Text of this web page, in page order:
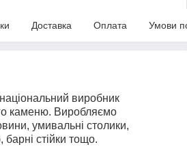
Доставка Оплата Умови
виробник
каменю. Виробляємо
умивальні столики,
барні стійки тощо.